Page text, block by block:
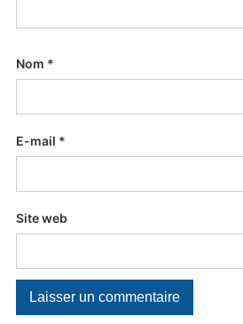
Nom *
E-mail *
Site web